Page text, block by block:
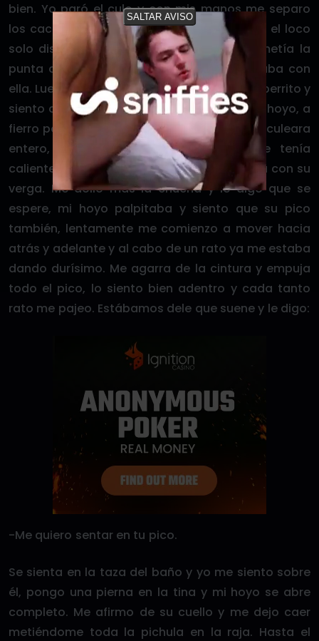
bien. Yo paró el culo y con mis manos me separo
los cachetes para que entre más su cara y el loco
solo disfrutaba de lamerme el hoyo, me metía la
punta de la lengua y sentía que me culeaba con
ella. Luego se endereza y yo me pongo a lo perrito y
siento que me mete la punta del pico en el hoyo, a
fierro pelao. Yo estaba deseoso de que me culeara
entero, quería su pico en mi hoyo, me tenía
caliente el vecino y siento que me atraviesa con su
verga. Me dolió más la chucha y le digo que se
espere, mi hoyo palpitaba y siento que su pico
también, lentamente me comienzo a mover hacia
atrás y adelante y al cabo de un rato ya me estaba
dando durísimo. Me agarra de la cintura y empuja
todo el pico, lo siento bien adentro y cada tanto
rato me pajeo. Estábamos dele que suene y le digo:
-Me quiero sentar en tu pico.
Se sienta en la taza del baño y yo me siento sobre
él, pongo una pierna en la tina y mi hoyo se abre
completo. Me afirmo de su cuello y me dejo caer
metiéndome toda la pichula en la raja. Hasta el
SALTAR AVISO